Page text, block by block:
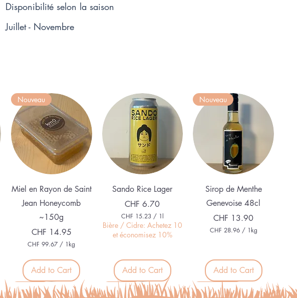
Disponibilité selon la saison
Juillet - Novembre
Quick View
Nouveau
Miel en Rayon de Saint
Jean Honeycomb
~150g
Price
CHF 14.95
CHF 99.67 / 1kg
H
F
9
9
Add to Cart
Quick View
Sando Rice Lager
Price
CHF 6.70
CHF 15.23 / 1l
C
H
F
.
2
3
p
Bière / Cidre: Achetez 10
et économisez 10%
Add to Cart
Quick View
Nouveau
Sirop de Menthe
Genevoise 48cl
Price
CHF 13.90
CHF 28.96 / 1kg
2
9
Add to Cart
Organic Organic Alcohol free